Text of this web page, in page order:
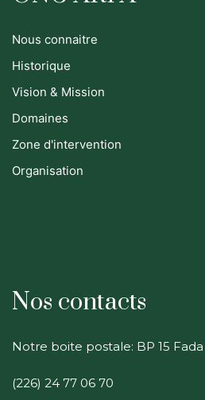
Nous connaitre
Historique
Vision & Mission
Domaines
Zone d'intervention
Organisation
Nos contacts
Notre boite postale: BP 15 Fada
(226) 24 77 06 70